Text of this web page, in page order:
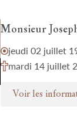
Monsieur
jeudi 02 juillet
mardi 14 juillet
Voir les